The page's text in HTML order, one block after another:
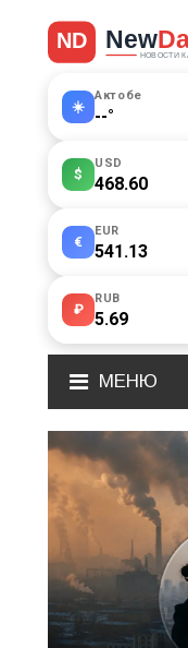
☀️
Актобе
--°
$
USD
468.60
€
EUR
541.13
₽
RUB
5.69
МЕНЮ